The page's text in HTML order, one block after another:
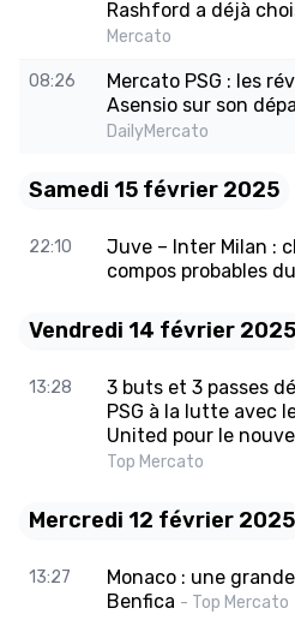
Rashford a déjà
Mercato
08:26
Mercato PSG : les
Asensio sur son
DailyMercato
Samedi 15 février 2025
22:10
Juve – Inter Milan :
compos probables
Vendredi 14 février 2025
13:28
3 buts et 3 passes
PSG à la lutte avec
United pour le
Top Mercato
Mercredi 12 février 2025
13:27
Monaco : une
Benfica - Top Mercato